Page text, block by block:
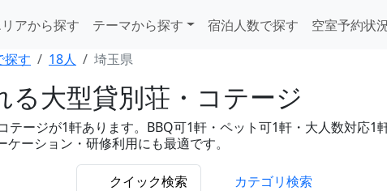
アから探す テーマから探す 宿泊人数で探す 空室予約状
探す 18人 埼玉県
大型貸別荘・コテージ
テージが1軒あります。BBQ可1軒・ペット可1軒・大人数対応1
ーション・研修利用にも最適です。
クイック検索 カテゴリ検索